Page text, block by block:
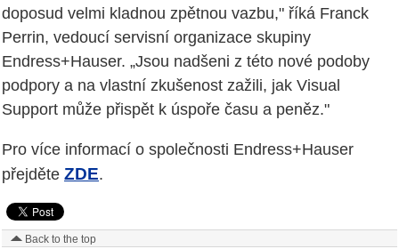
doposud velmi kladnou zpětnou vazbu," říká Franck
Perrin, vedoucí servisní organizace skupiny
Endress+Hauser. „Jsou nadšeni z této nové podoby
podpory a na vlastní zkušenost zažili, jak Visual
Support může přispět k úspoře času a peněz."
Pro více informací o společnosti Endress+Hauser
přejděte ZDE.
Back to the top